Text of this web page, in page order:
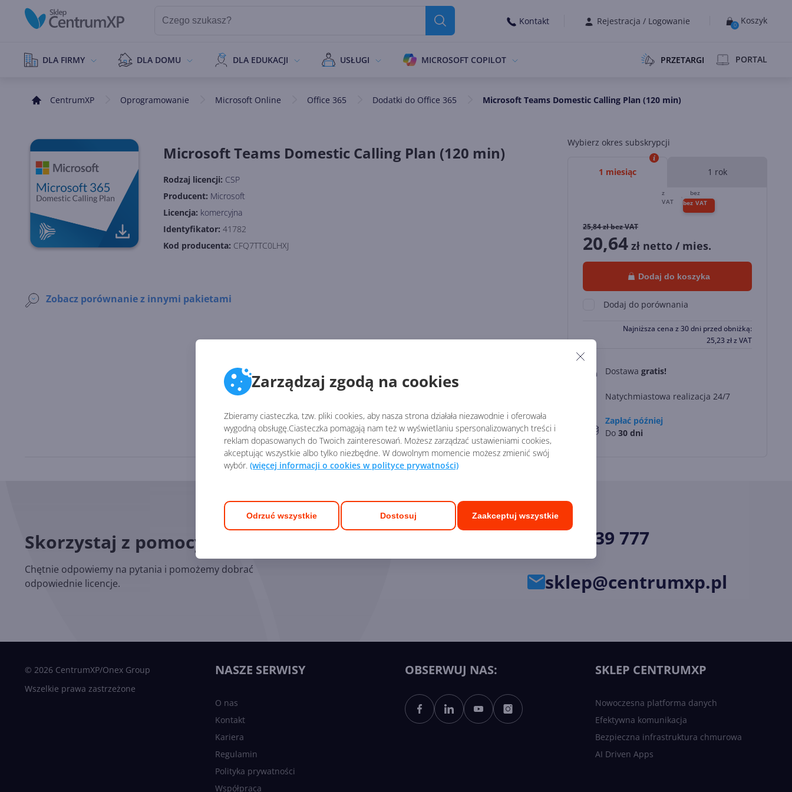
Zarządzaj zgodą na cookies
Zbieramy ciasteczka, tzw. pliki cookies, aby nasza strona działała niezawodnie i oferowała
wygodną obsługę.Ciasteczka pomagają nam też w wyświetlaniu spersonalizowanych treści i
reklam dopasowanych do Twoich zainteresowań. Możesz zarządzać ustawieniami cookies,
akceptując wszystkie albo tylko niezbędne. W dowolnym momencie możesz zmienić swój
wybór. (więcej informacji o cookies w polityce prywatności)
Odrzuć wszystkie Dostosuj Zaakceptuj wszystkie
Kontakt Rejestracja / Logowanie 0 Koszyk
DLA FIRMY DLA DOMU DLA EDUKACJI USŁUGI MICROSOFT COPILOT PRZETARGI PORTAL
CentrumXP Oprogramowanie Microsoft Online Office 365 Dodatki do Office 365 Microsoft Teams Domestic Calling Plan (120 min)
Microsoft Teams Domestic Calling Plan (120 min)
Wybierz okres subskrypcji
1 miesiąc 1 rok
25,84zł bez VAT
20,64 zł netto / mies.
Dodaj do koszyka
Dodaj do porównania
Najniższa cena z 30 dni przed obniżką:
25,23 złz VAT
Dostawa gratis!
Natychmiastowa realizacja 24/7
Zapłać później
Do 30 dni
Rodzaj licencji: CSP
Producent: Microsoft
Licencja: komercyjna
Identyfikator: 41782
Kod producenta: CFQ7TTC0LHXJ
Zobacz porównanie z innymi pakietami
Skorzystaj z pomocy naszych Ekspertów
Chętnie odpowiemy na pytania i pomożemy dobrać
odpowiednie licencje.
34 33 39 777
sklep@centrumxp.pl
© 2026 CentrumXP/Onex Group
Wszelkie prawa zastrzeżone
NASZE SERWISY
O nas
Kontakt
Kariera
Regulamin
Polityka prywatności
Współpraca
OBSERWUJ NAS: SKLEP CENTRUMXP
Nowoczesna platforma danych
Efektywna komunikacja
Bezpieczna infrastruktura chmurowa
AI Driven Apps